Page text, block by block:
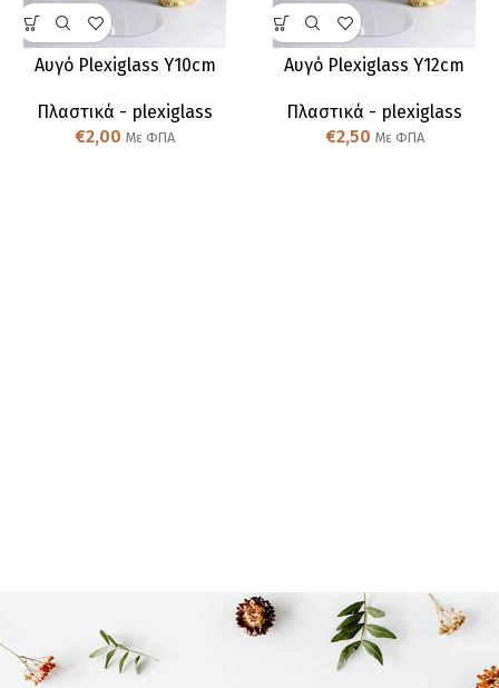
Αυγό Plexiglass Υ10cm
Πλαστικά - plexiglass
€2,00 Με ΦΠΑ
Αυγό Plexiglass Υ12cm
Πλαστικά - plexiglass
€2,50 Με ΦΠΑ